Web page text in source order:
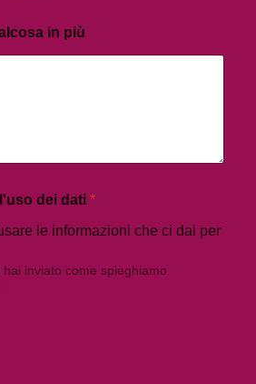
in più
dei dati *
le informazioni che ci dai per
inviato come spieghiamo